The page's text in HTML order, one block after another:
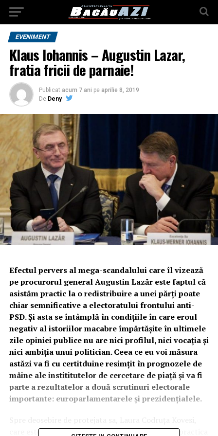
EVENIMENT
Klaus Iohannis – Augustin Lazar,
fratia fricii de parnaie!
Publicat acum 7 ani pe aprilie 8, 2019
De Deny
Efectul pervers al mega-scandalului care îl vizează
pe procurorul general Augustin Lazăr este faptul că
asistăm practic la o redistribuire a unei părți poate
chiar semnificative a electoratului frontului anti-
PSD. Și asta se întâmplă în condițiile în care eroul
negativ al istoriilor macabre împărtășite în ultimele
zile opiniei publice nu are nici profilul, nici vocația și
nici ambiția unui politician. Ceea ce eu voi măsura
astăzi va fi cu certitduine resimțit în prognozele de
mâine ale instititutelor de cercetare de piață și va fi
parte a rezultatelor a două scrutinuri electorale
importante: europarlamentarele și prezidențialele.
care este expresia modernă a aceluiași mod de a practica